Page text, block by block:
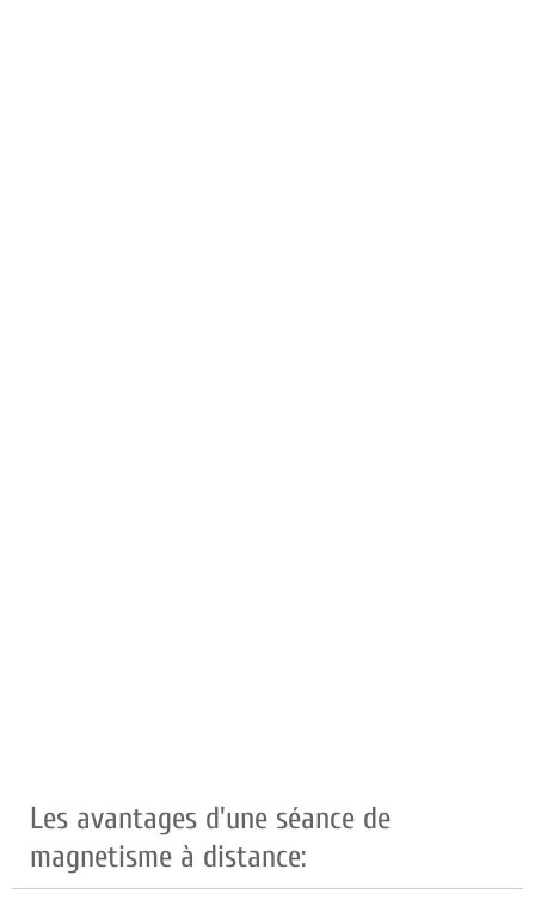
Les avantages d'une séance de
magnetisme à distance: